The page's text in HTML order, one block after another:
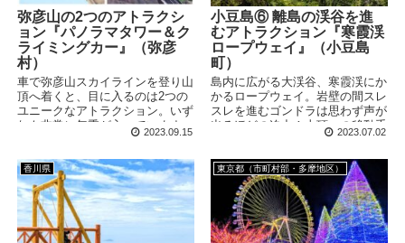
弥彦山の2つのアトラクシ
ョン『パノラマタワー＆ク
ライミングカー』（弥彦
村）
車で弥彦山スカイラインを登り山
頂へ着くと、目に入るのは2つの
ユニークなアトラクション。いず
れも非常に年季が入っています
が、レトロな雰囲気が逆に新鮮で
弥彦神社の奥の宮へも訪れまし
た。
2023.09.15
小豆島⑥ 離島の渓谷を進
むアトラクション『寒霞渓
ロープウェイ』（小豆島
町）
島内に広がる大渓谷、寒霞渓にか
かるロープウェイ。岩壁の間スレ
スレを進むゴンドラは思わず声が
出るほどの迫力！山頂への移動手
段ではなく、乗車そのものを目的
ロープウェイです。
2023.07.02
香川県 東京都（市町村部・多摩地区）